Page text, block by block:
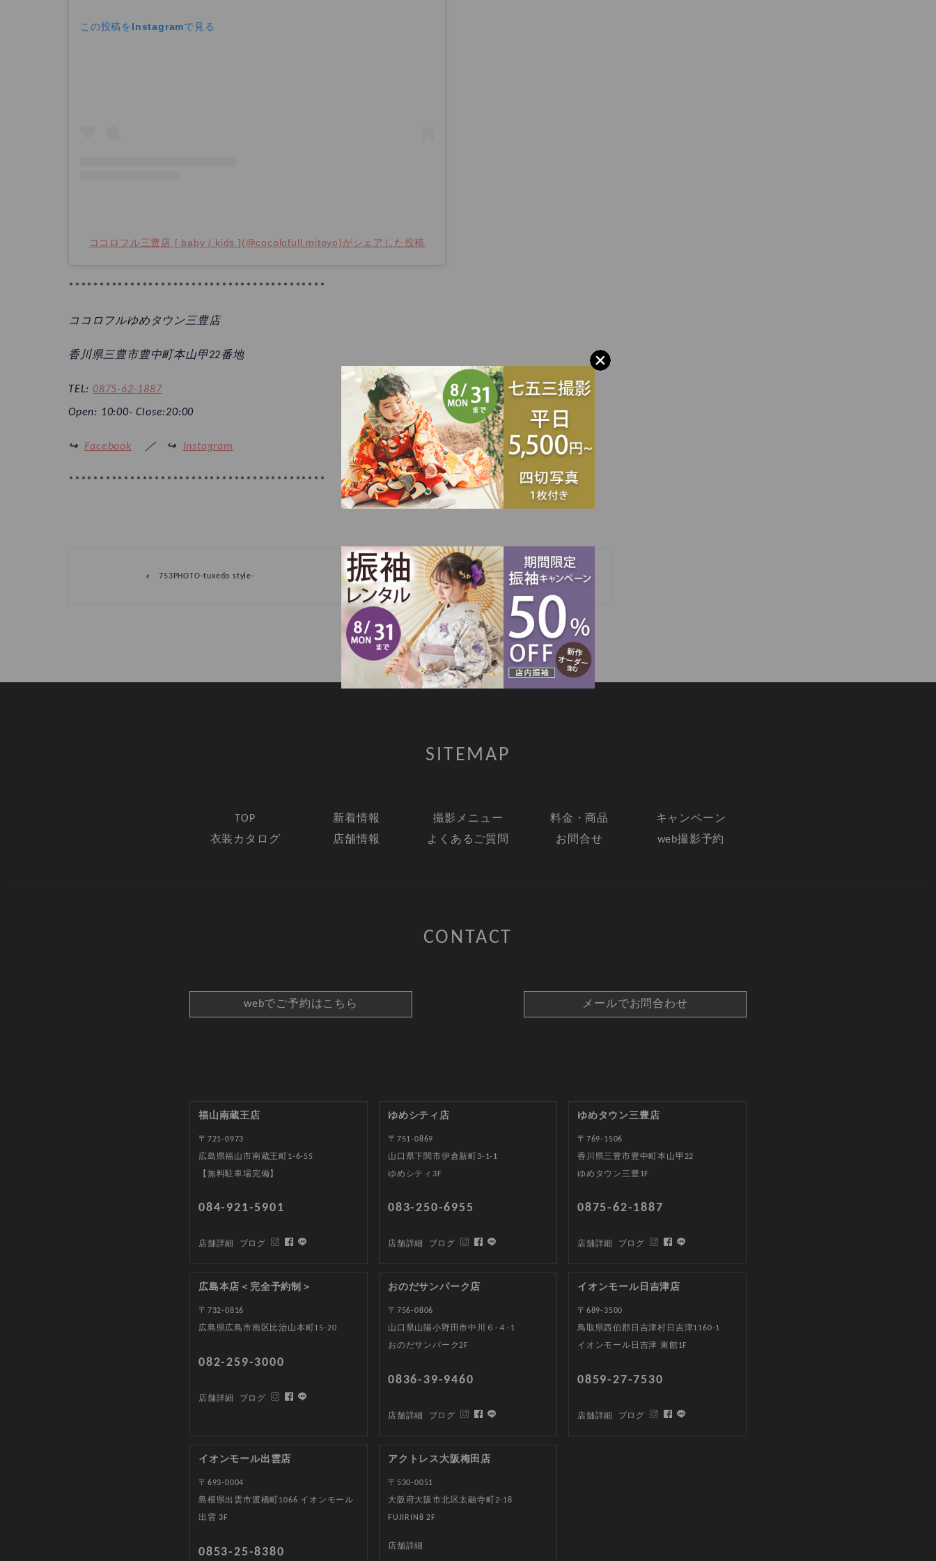
この投稿をInstagramで見る
ココロフル三豊店 [ baby / kids ](@cocolofull.mitoyo)がシェアした投稿
******************************************
ココロフルゆめタウン三豊店
香川県三豊市豊中町本山甲22番地
TEL: 0875-62-1887
Open: 10:00- Close:20:00
↪︎ Facebook ／ ↪︎ Instagram
******************************************
« 753PHOTO-tuxedo style- FURISODE PHOTO »
SITEMAP
TOP 新着情報 撮影メニュー 料金・商品
キャンペーン
衣装カタログ
店舗情報 よくあるご質問 お問合せ web撮影予約
CONTACT
webでご予約はこちら メールでお問合わせ
福山南蔵王店
〒721-0973
広島県福山市南蔵王町1-6-55
【無料駐車場完備】
084-921-5901
店舗詳細 ブログ
ゆめシティ店
〒751-0869
山口県下関市伊倉新町3-1-1
ゆめシティ3F
083-250-6955
店舗詳細 ブログ
ゆめタウン三豊店
〒769-1506
香川県三豊市豊中町本山甲22
ゆめタウン三豊1F
0875-62-1887
店舗詳細 ブログ
広島本店＜完全予約制＞
〒732-0816
広島県広島市南区比治山本町15-20
082-259-3000
店舗詳細 ブログ
おのだサンパーク店
〒756-0806
山口県山陽小野田市中川６-４-1
おのだサンパーク2F
0836-39-9460
店舗詳細 ブログ
イオンモール日吉津店
〒689-3500
鳥取県西伯郡日吉津村日吉津1160-1
イオンモール日吉津 東館1F
0859-27-7530
店舗詳細 ブログ
イオンモール出雲店
〒693-0004
島根県出雲市渡橋町1066 イオンモール
出雲 3F
0853-25-8380
アクトレス大阪梅田店
〒530-0051
大阪府大阪市北区太融寺町2-18
FUJIRIN8 2F
店舗詳細